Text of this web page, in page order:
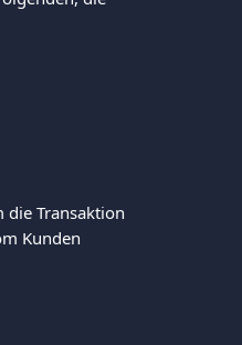
die Transaktion
Kunden